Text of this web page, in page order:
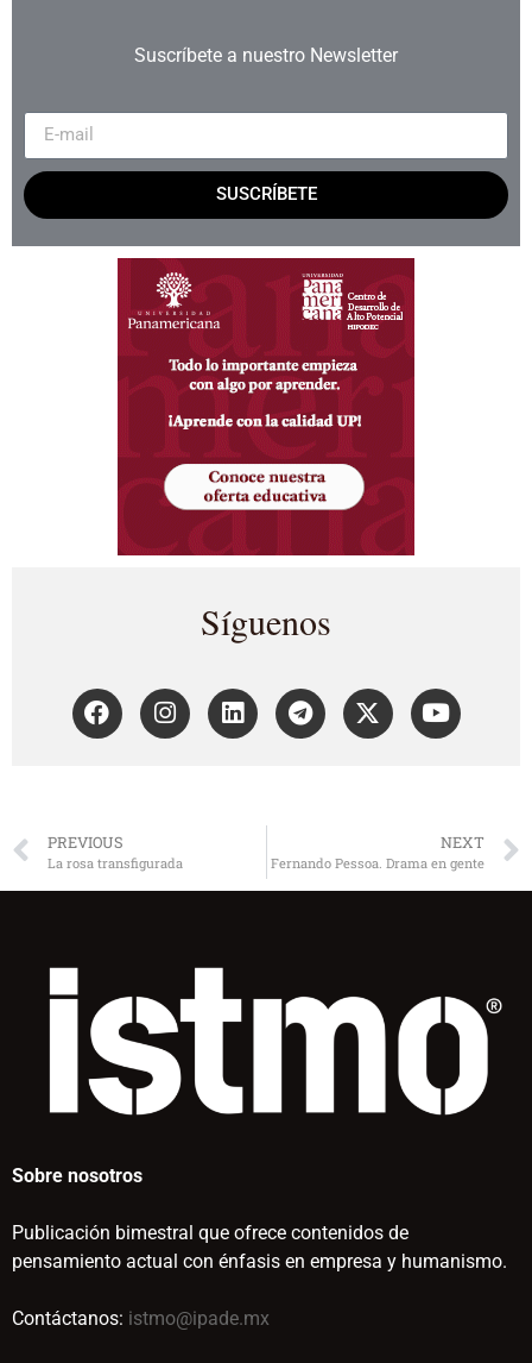
Suscríbete a nuestro Newsletter
SUSCRÍBETE
Síguenos
PREVIOUS
La rosa transfigurada
NEXT
Fernando Pessoa. Drama en gente
Sobre nosotros
Publicación bimestral que ofrece contenidos de
pensamiento actual con énfasis en empresa y humanismo.
Contáctanos: istmo@ipade.mx